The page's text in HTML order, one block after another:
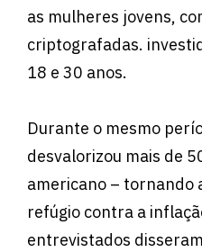
as mulheres jovens,
criptografadas.
18 e 30 anos.
Durante o mesmo
desvalorizou mais de
americano – tornando
refúgio contra a
entrevistados